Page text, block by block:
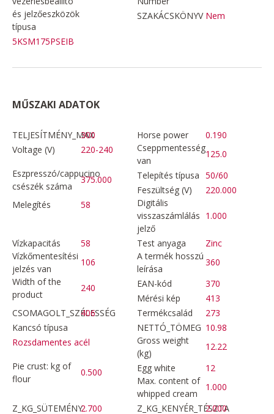
és jelzőeszközök
típusa
5KSM175PSEIB
SZAKÁCSKÖNYV Nem
MŰSZAKI ADATOK
TELJESÍTMÉNY_MAX
300 Horse power
0.190
Voltage (V)
220-240
Cseppmentesség
van
125.0
Eszpresszó/cappucino
csészék száma
375.000 Telepítés típusa 50/60
Feszültség (V)
220.000
Melegítés
58
Digitális
visszaszámlálás
jelző
1.000
Vízkapacitás 58 Test anyaga
Zinc
Vízkőmentesítési
jelzés van
106
A termék hosszú
leírása
360
Width of the
product
240 EAN-kód
370
Mérési kép
413
CSOMAGOLT_SZÉLESSÉG
406 Termékcsalád
273
Kancsó típusa
Rozsdamentes acél
NETTÓ_TÖMEG 10.98
Gross weight
(kg)
12.22
Pie crust: kg of
flour
0.500 Egg white
12
Max. content of
whipped cream
1.000
Z_KG_SÜTEMÉNY2.700 Z_KG_KENYÉR_TÉSZTA
2.000